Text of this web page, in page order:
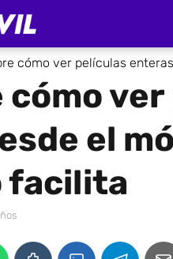
cómo ver películas
cómo
el
facilita